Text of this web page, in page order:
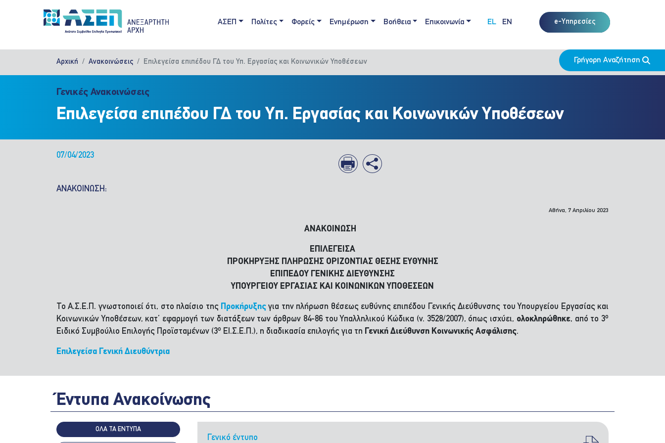
Main navigation
ΑΣΕΠ Πολίτες Φορείς Ενημέρωση Βοήθεια Επικοινωνία EL EN e-Υπηρεσίες
Αρχική Ανακοινώσεις Επιλεγείσα επιπέδου ΓΔ του Υπ. Εργασίας και Κοινωνικών Υποθέσεων Γρήγορη Αναζήτηση
Γενικές Ανακοινώσεις
Επιλεγείσα επιπέδου ΓΔ του Υπ. Εργασίας και Κοινωνικών Υποθέσεων
07/04/2023
ΑΝΑΚΟΙΝΩΣΗ:
Αθήνα, 7 Απριλίου 2023
ΑΝΑΚΟΙΝΩΣΗ
ΕΠΙΛΕΓEIΣΑ
ΠΡΟΚΗΡΥΞΗΣ ΠΛΗΡΩΣΗΣ ΟΡΙΖΟΝΤΙΑΣ ΘΕΣΗΣ ΕΥΘΥΝΗΣ
ΕΠΙΠΕΔΟΥ ΓΕΝΙΚΗΣ ΔΙΕΥΘΥΝΣΗΣ
ΥΠΟΥΡΓΕΙΟΥ ΕΡΓΑΣΙΑΣ ΚΑΙ ΚΟΙΝΩΝΙΚΩΝ ΥΠΟΘΕΣΕΩΝ
Το Α.Σ.Ε.Π. γνωστοποιεί ότι, στο πλαίσιο της Προκήρυξηςγια την πλήρωση θέσεως ευθύνης επιπέδου Γενικής Διεύθυνσης του Υπουργείου Εργασίας και
Κοινωνικών Υποθέσεων, κατ’ εφαρμογή των διατάξεων των άρθρων 84-86 του Υπαλληλικού Κώδικα (ν. 3528/2007), όπως ισχύει, ολοκληρώθηκε, από το 3ο
Ειδικό Συμβούλιο Επιλογής Προϊσταμένων (3ο ΕΙ.Σ.Ε.Π.), η διαδικασία επιλογής για τη Γενική Διεύθυνση Κοινωνικής Ασφάλισης.
Επιλεγείσα Γενική Διευθύντρια
Έντυπα Ανακοίνωσης
ΟΛΑ ΤΑ ΕΝΤΥΠΑ
Γενικό έντυπο